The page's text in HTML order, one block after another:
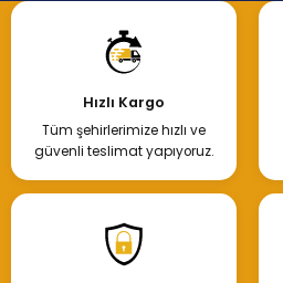
Hızlı Kargo
Tüm şehirlerimize hızlı ve
güvenli teslimat yapıyoruz.